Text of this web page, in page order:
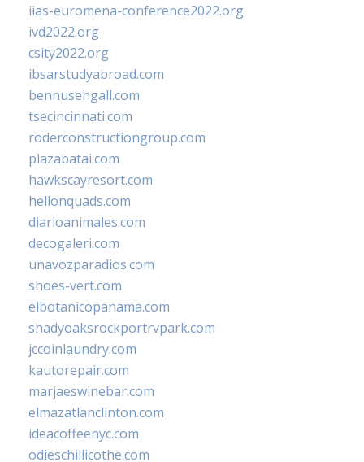
iias-euromena-conference2022.org
ivd2022.org
csity2022.org
ibsarstudyabroad.com
bennusehgall.com
tsecincinnati.com
roderconstructiongroup.com
plazabatai.com
hawkscayresort.com
hellonquads.com
diarioanimales.com
decogaleri.com
unavozparadios.com
shoes-vert.com
elbotanicopanama.com
shadyoaksrockportrvpark.com
jccoinlaundry.com
kautorepair.com
marjaeswinebar.com
elmazatlanclinton.com
ideacoffeenyc.com
odieschillicothe.com